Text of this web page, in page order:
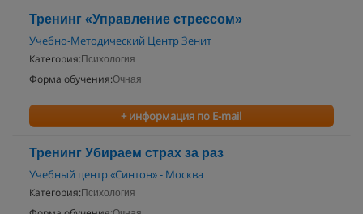
Тренинг «Управление стрессом»
Учебно-Методический Центр Зенит
Категория: Психология
Форма обучения:Очная
+ информация по E-mail
Тренинг Убираем страх за раз
Учебный центр «Синтон» - Москва
Категория: Психология